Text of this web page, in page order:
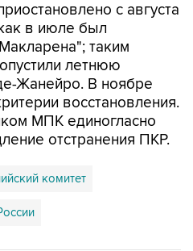
с августа
в июле был
таким
летнюю
Жанейро. В ноябре
восстановления.
МПК единогласно
отстранения ПКР.
комитет